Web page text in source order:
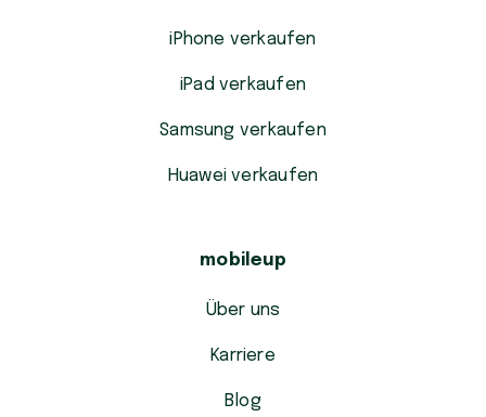
iPhone verkaufen
iPad verkaufen
Samsung verkaufen
Huawei verkaufen
mobileup
Über uns
Karriere
Blog